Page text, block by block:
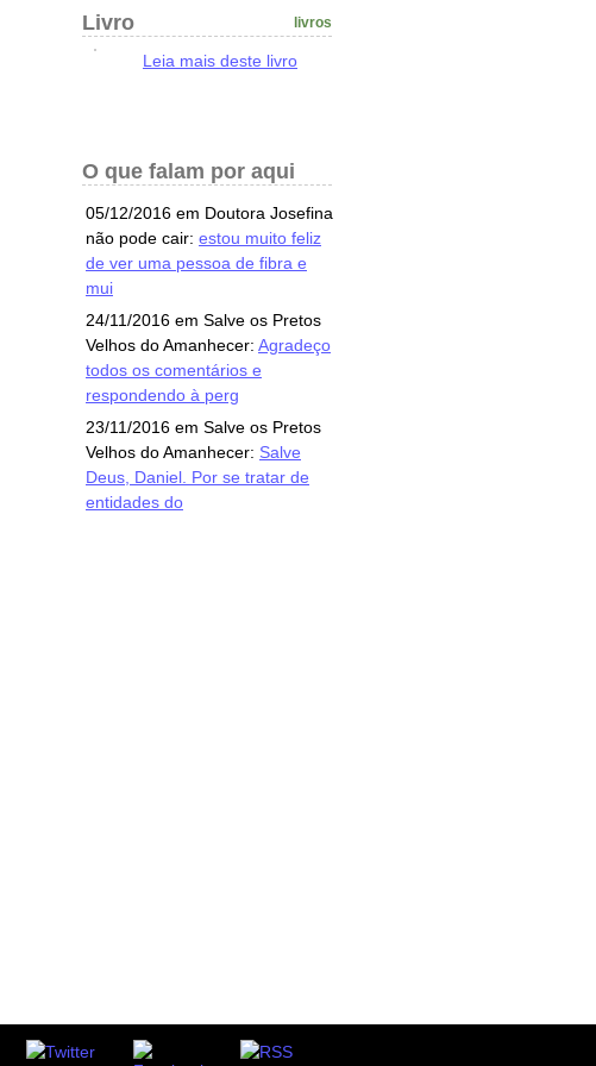
Livro livros
Leia mais deste livro
O que falam por aqui
05/12/2016 em Doutora Josefina
não pode cair: estou muito feliz
de ver uma pessoa de fibra e
mui
24/11/2016 em Salve os Pretos
Velhos do Amanhecer: Agradeço
todos os comentários e
respondendo à perg
23/11/2016 em Salve os Pretos
Velhos do Amanhecer: Salve
Deus, Daniel. Por se tratar de
entidades do